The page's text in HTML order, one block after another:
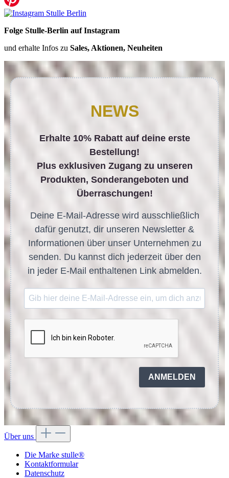
Folge Stulle-Berlin auf Instagram
und erhalte Infos zu Sales, Aktionen, Neuheiten
NEWS
Erhalte 10% Rabatt auf deine erste
Bestellung!
Plus exklusiven Zugang zu unseren
Produkten, Sonderangeboten und
Überraschungen!
Deine E-Mail-Adresse wird ausschließlich
dafür genutzt, dir unseren Newsletter &
Informationen über unser Unternehmen zu
senden. Du kannst dich jederzeit über den
in jeder E-Mail enthaltenen Link abmelden.
ANMELDEN
Über uns
Die Marke stulle®
Kontaktformular
Datenschutz